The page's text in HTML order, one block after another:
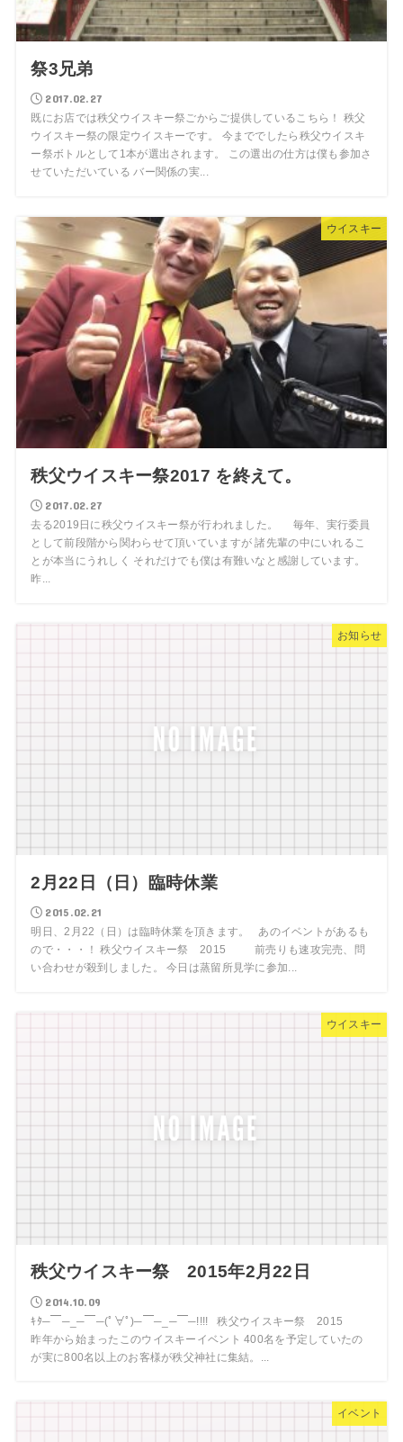
祭3兄弟
2017.02.27
既にお店では秩父ウイスキー祭ごからご提供しているこちら！ 秩父
ウイスキー祭の限定ウイスキーです。 今まででしたら秩父ウイスキ
ー祭ボトルとして1本が選出されます。 この選出の仕方は僕も参加さ
せていただいている バー関係の実...
ウイスキー
秩父ウイスキー祭2017 を終えて。
2017.02.27
去る2019日に秩父ウイスキー祭が行われました。 毎年、実行委員
として前段階から関わらせて頂いていますが 諸先輩の中にいれるこ
とが本当にうれしく それだけでも僕は有難いなと感謝しています。
昨...
お知らせ
2月22日（日）臨時休業
2015.02.21
明日、2月22（日）は臨時休業を頂きます。 あのイベントがあるも
ので・・・！ 秩父ウイスキー祭 2015 前売りも速攻完売、問
い合わせが殺到しました。 今日は蒸留所見学に参加...
ウイスキー
秩父ウイスキー祭 2015年2月22日
2014.10.09
ｷﾀ─￣─_─￣─(ﾟ∀ﾟ)─￣─_─￣─!!!! 秩父ウイスキー祭 2015
昨年から始まったこのウイスキーイベント 400名を予定していたの
が実に800名以上のお客様が秩父神社に集結。...
イベント